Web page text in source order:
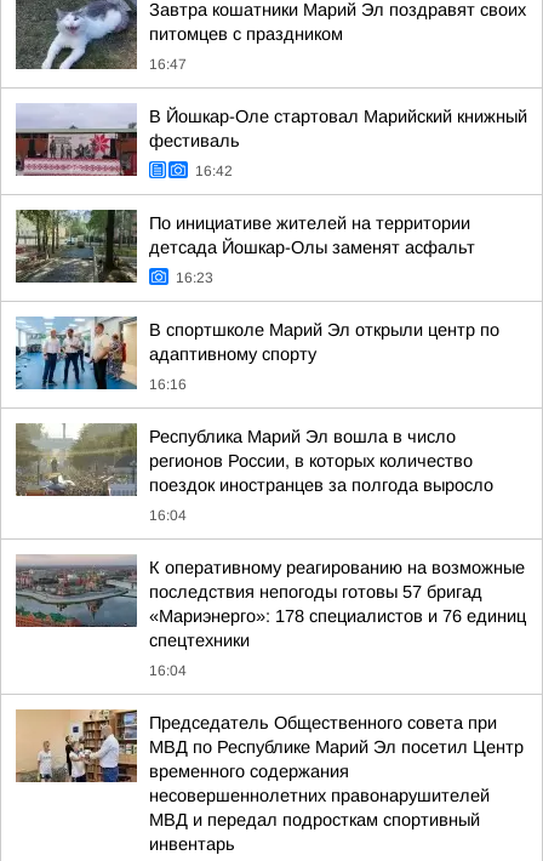
Завтра кошатники Марий Эл поздравят своих
питомцев с праздником
16:47
В Йошкар-Оле стартовал Марийский книжный
фестиваль
16:42
По инициативе жителей на территории
детсада Йошкар-Олы заменят асфальт
16:23
В спортшколе Марий Эл открыли центр по
адаптивному спорту
16:16
Республика Марий Эл вошла в число
регионов России, в которых количество
поездок иностранцев за полгода выросло
16:04
К оперативному реагированию на возможные
последствия непогоды готовы 57 бригад
«Мариэнерго»: 178 специалистов и 76 единиц
спецтехники
16:04
Председатель Общественного совета при
МВД по Республике Марий Эл посетил Центр
временного содержания
несовершеннолетних правонарушителей
МВД и передал подросткам спортивный
инвентарь